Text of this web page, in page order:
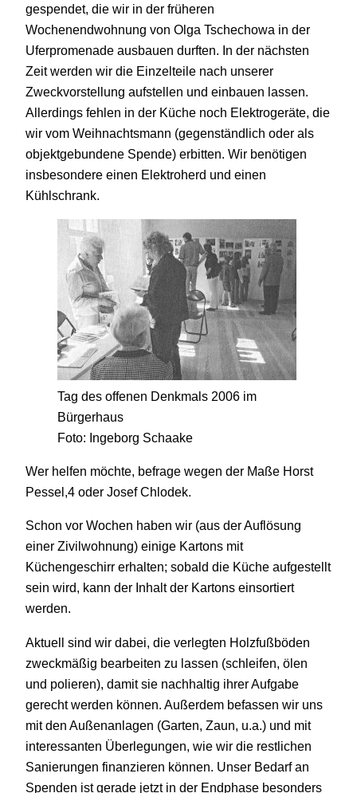
gespendet, die wir in der früheren
Wochenendwohnung von Olga Tschechowa in der
Uferpromenade ausbauen durften. In der nächsten
Zeit werden wir die Einzelteile nach unserer
Zweckvorstellung aufstellen und einbauen lassen.
Allerdings fehlen in der Küche noch Elektrogeräte, die
wir vom Weihnachtsmann (gegenständlich oder als
objektgebundene Spende) erbitten. Wir benötigen
insbesondere einen Elektroherd und einen
Kühlschrank.
Tag des offenen Denkmals 2006 im
Bürgerhaus
Foto: Ingeborg Schaake
Wer helfen möchte, befrage wegen der Maße Horst
Pessel,4 oder Josef Chlodek.
Schon vor Wochen haben wir (aus der Auflösung
einer Zivilwohnung) einige Kartons mit
Küchengeschirr erhalten; sobald die Küche aufgestellt
sein wird, kann der Inhalt der Kartons einsortiert
werden.
Aktuell sind wir dabei, die verlegten Holzfußböden
zweckmäßig bearbeiten zu lassen (schleifen, ölen
und polieren), damit sie nachhaltig ihrer Aufgabe
gerecht werden können. Außerdem befassen wir uns
mit den Außenanlagen (Garten, Zaun, u.a.) und mit
interessanten Überlegungen, wie wir die restlichen
Sanierungen finanzieren können. Unser Bedarf an
Spenden ist gerade jetzt in der Endphase besonders